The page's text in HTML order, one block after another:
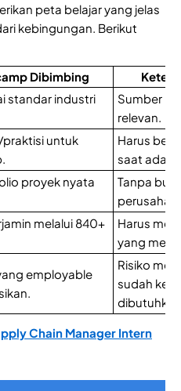
peta belajar yang jelas
kebingungan. Berikut
Dibimbing
standar industri
Sumber
relevan.
untuk
Harus
saat ada
proyek nyata
Tanpa
melalui 840+
Harus
yang
employable
Risiko
sudah
Chain Manager Intern